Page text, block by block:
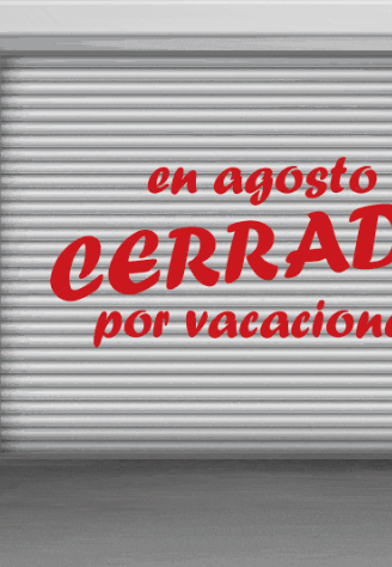
entre en un
un aval de 1.300
de Real Decreto para
“Prestige” pague todos los
de urgencia un proyecto de RealDecreto
a la prestación de una garantía para
toneladas será de 1.300 millones de
estar suscrito a Transporte XXI, el